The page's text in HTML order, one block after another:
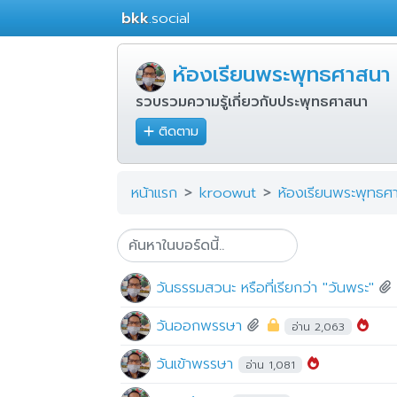
bkk.social
ห้องเรียนพระพุทธศาสนา
รวบรวมความรู้เกี่ยวกับประพุทธศาสนา
ติดตาม
หน้าแรก kroowut ห้องเรียนพระพุทธศ
วันธรรมสวนะ หรือที่เรียกว่า "วันพระ"
วันออกพรรษา อ่าน 2,063
วันเข้าพรรษา อ่าน 1,081